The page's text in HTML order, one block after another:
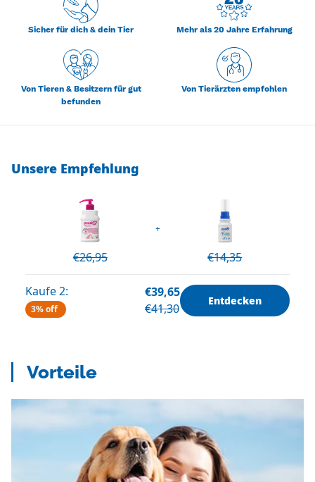
Sicher für dich & dein Tier Mehr als 20 Jahre Erfahrung
Von Tieren & Besitzern für gut
befunden
Von Tierärzten empfohlen
Unsere Empfehlung
€26,95
+
€14,35
Kaufe 2:
3% off
€39,65
€41,30
Entdecken
Vorteile